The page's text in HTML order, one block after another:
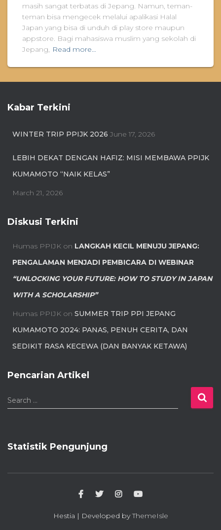
masih sangat terbatas di Jepang. Namun, teman-
teman bisa mengecek melalui apalikasi Halal
Japan yang bisa di unduh di play store maupun
appstore. Bagi mahasiswa muslim yang sekolah di
Jepang, Read more…
Kabar Terkini
WINTER TRIP PPIJK 2026 June 17, 2026
LEBIH DEKAT DENGAN HAFIZ: MISI MEMBAWA PPIJK
KUMAMOTO “NAIK KELAS”
March 21, 2026
Diskusi Terkini
Humas PPIJK on LANGKAH KECIL MENUJU JEPANG:
PENGALAMAN MENJADI PEMBICARA DI WEBINAR
“UNLOCKING YOUR FUTURE: HOW TO STUDY IN JAPAN
WITH A SCHOLARSHIP”
Humas PPIJK on SUMMER TRIP PPI JEPANG
KUMAMOTO 2024: PANAS, PENUH CERITA, DAN
SEDIKIT RASA KECEWA (DAN BANYAK KETAWA)
Pencarian Artikel
S
e
h
o
Search …
Statistik Pengunjung
Hestia | Developed byThemeIsle